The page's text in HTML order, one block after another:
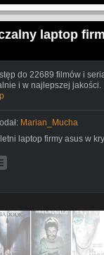
laptop
do 22689 filmów i
i w najlepszej jakości.
Marian_Mucha
laptop firmy asus w